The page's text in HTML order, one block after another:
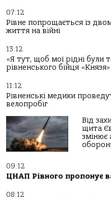
07:12
Рівне попрощається із
життя на війні
13:12
«Я тут, щоб мої рідні були
рівненського бійця «Князя»
11:12
Рівненські медики
велопробіг
Від
щита
змінює
09:12
ЦНАП Рівного пропонує
08:12